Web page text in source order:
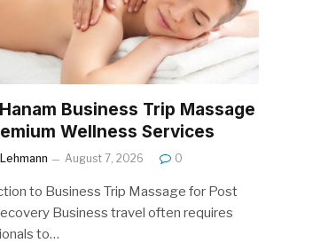
Business Trip Massage
Wellness Services
August 7, 2026 0
to Business Trip Massage for Post
Business travel often requires
to…